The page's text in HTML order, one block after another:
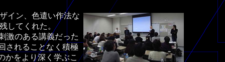
イン、色遣い作法な
してくれた。
激のある講義だった
されることなく積極
かをより深く学ぶこ